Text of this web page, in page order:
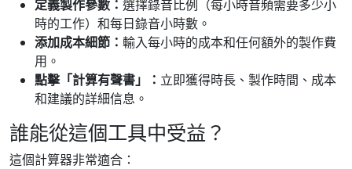
定義製作參數： 選擇錄音比例（每小時音頻需要多少小
時的工作）和每日錄音小時數。
添加成本細節： 輸入每小時的成本和任何額外的製作費
用。
點擊「計算有聲書」： 立即獲得時長、製作時間、成本
和建議的詳細信息。
誰能從這個工具中受益？
這個計算器非常適合：